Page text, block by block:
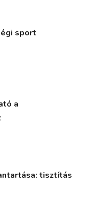
sport
a
tisztítás